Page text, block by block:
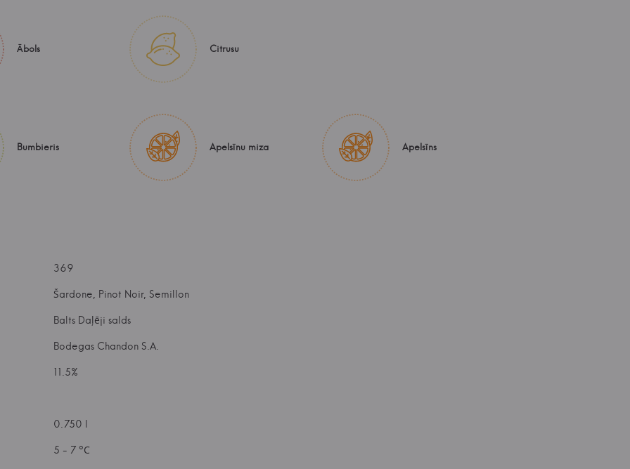
Ābols Citrusu
Bumbieris Apelsīnu miza Apelsīns
369
Šardone, Pinot Noir, Semillon
Balts Daļēji salds
Bodegas Chandon S.A.
11.5%
0.750 l
5 - 7 °С